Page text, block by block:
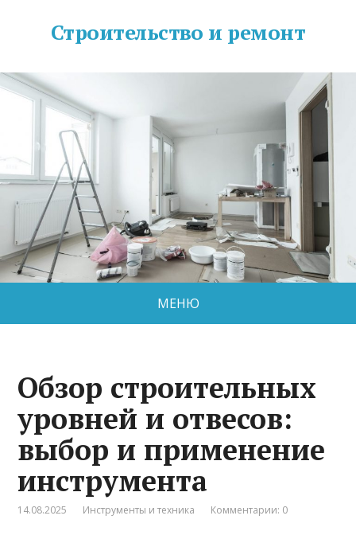
Строительство и ремонт
МЕНЮ
Обзор строительных
уровней и отвесов:
выбор и применение
инструмента
14.08.2025 Инструменты и техника Комментарии: 0